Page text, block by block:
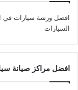
افضل ورشة سيارات في
السيارات
افضل مراكز صيانة